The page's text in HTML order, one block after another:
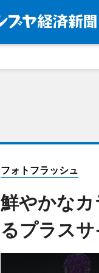
フォトフラッシュ
鮮やかな
るプラス